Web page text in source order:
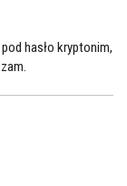
hasło kryptonim,